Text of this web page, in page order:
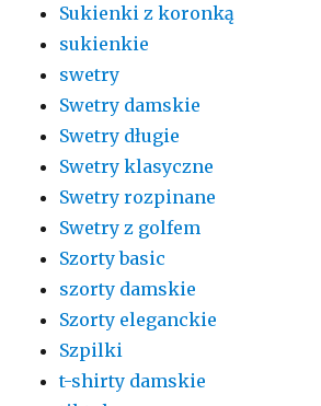
Sukienki z koronką
sukienkie
swetry
Swetry damskie
Swetry długie
Swetry klasyczne
Swetry rozpinane
Swetry z golfem
Szorty basic
szorty damskie
Szorty eleganckie
Szpilki
t-shirty damskie